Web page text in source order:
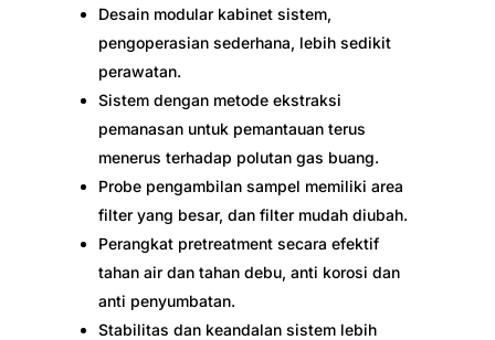
Desain modular kabinet sistem,
pengoperasian sederhana, lebih sedikit
perawatan.
Sistem dengan metode ekstraksi
pemanasan untuk pemantauan terus
menerus terhadap polutan gas buang.
Probe pengambilan sampel memiliki area
filter yang besar, dan filter mudah diubah.
Perangkat pretreatment secara efektif
tahan air dan tahan debu, anti korosi dan
anti penyumbatan.
Stabilitas dan keandalan sistem lebih